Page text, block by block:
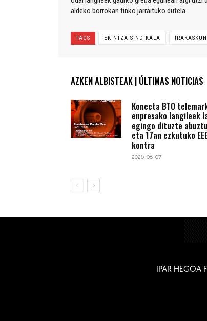
aldeko borrokan tinko jarraituko dutela
TAGS EKINTZA SINDIKALA
AZKEN ALBISTEAK | ÚLTIMAS NOTICIAS
Konecta BTO
enpresako langileek
egingo dituzte
eta 17an ezkutuko
kontra
2026-08-07
IPAR HEGOA